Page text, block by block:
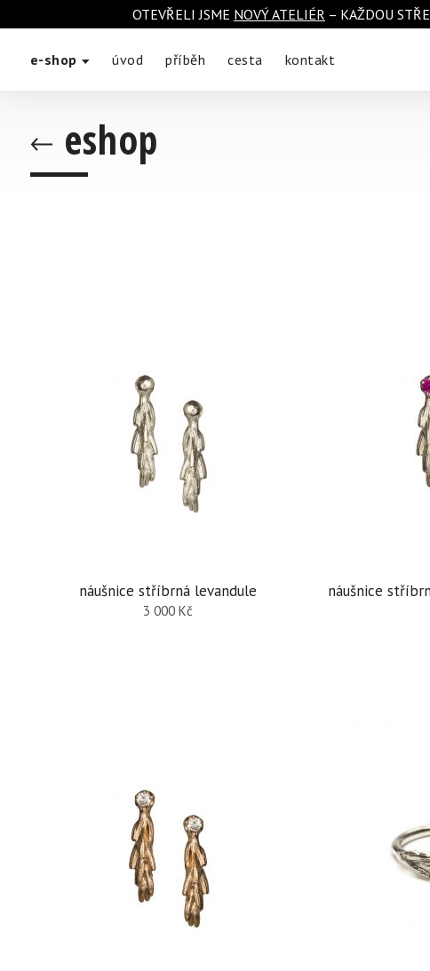
OTEVŘELI JSME NOVÝ ATELIÉR – KAŽDOU
e-shop úvod příběh cesta kontakt
eshop
náušnice stříbrná levandule
3 000 Kč
náušnice